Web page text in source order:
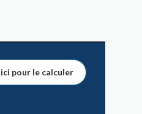
pour le calculer